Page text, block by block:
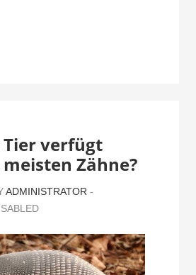
Tier verfügt
Zähne?
ADMINISTRATOR -